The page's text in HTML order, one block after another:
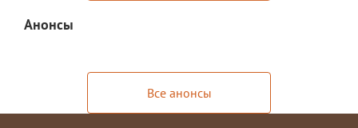
Анонсы
Все анонсы